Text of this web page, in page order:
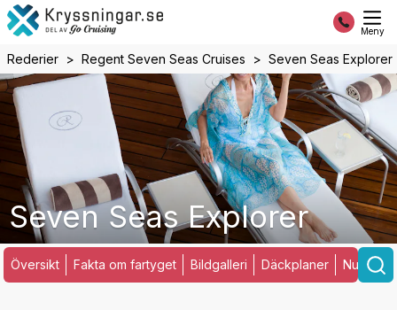
Meny
Rederier Regent Seven Seas Cruises Seven Seas Explorer
Seven Seas Explorer
Översikt Fakta om fartyget Bildgalleri Däckplaner